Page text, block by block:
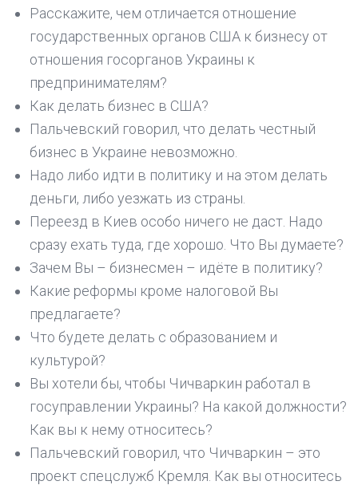
Расскажите, чем отличается отношение
государственных органов США к бизнесу от
отношения госорганов Украины к
предпринимателям?
Как делать бизнес в США?
Пальчевский говорил, что делать честный
бизнес в Украине невозможно.
Надо либо идти в политику и на этом делать
деньги, либо уезжать из страны.
Переезд в Киев особо ничего не даст. Надо
сразу ехать туда, где хорошо. Что Вы думаете?
Зачем Вы – бизнесмен – идёте в политику?
Какие реформы кроме налоговой Вы
предлагаете?
Что будете делать с образованием и
культурой?
Вы хотели бы, чтобы Чичваркин работал в
госуправлении Украины? На какой должности?
Как вы к нему относитесь?
Пальчевский говорил, что Чичваркин – это
проект спецслужб Кремля. Как вы относитесь